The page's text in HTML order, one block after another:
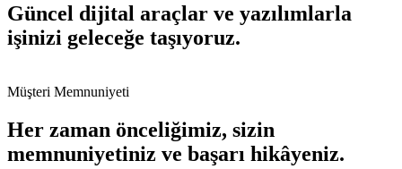
Güncel dijital araçlar ve yazılımlarla
işinizi geleceğe taşıyoruz.
Müşteri Memnuniyeti
Her zaman önceliğimiz, sizin
memnuniyetiniz ve başarı hikâyeniz.